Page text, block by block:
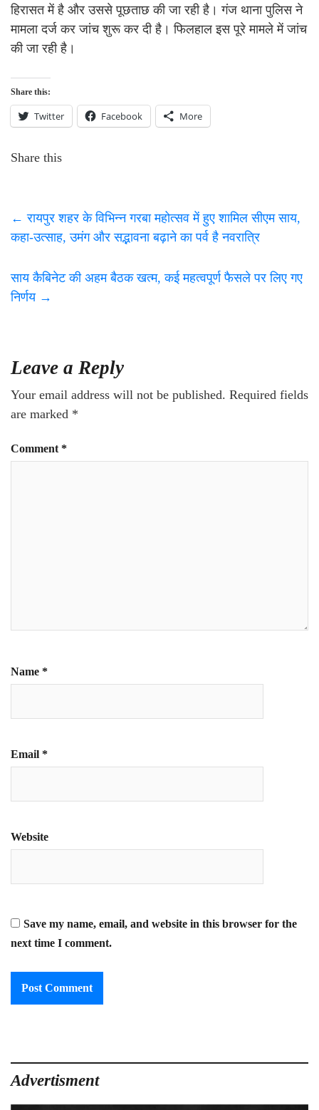
हिरासत में है और उससे पूछताछ की जा रही है। गंज थाना पुलिस ने
मामला दर्ज कर जांच शुरू कर दी है। फिलहाल इस पूरे मामले में जांच
की जा रही है।
Share this:
Twitter Facebook More
Share this
← रायपुर शहर के विभिन्न गरबा महोत्सव में हुए शामिल सीएम साय,
कहा-उत्साह, उमंग और सद्भावना बढ़ाने का पर्व है नवरात्रि
साय कैबिनेट की अहम बैठक खत्म, कई महत्वपूर्ण फैसले पर लिए गए
निर्णय →
Leave a Reply
Your email address will not be published. Required fields
are marked *
Comment *
Name *
Email *
Website
Save my name, email, and website in this browser for the
next time I comment.
Advertisment